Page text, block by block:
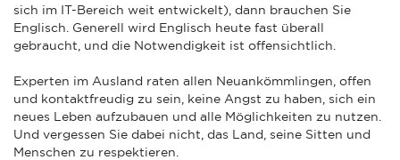
sich im IT-Bereich weit entwickelt), dann brauchen Sie
Englisch. Generell wird Englisch heute fast überall
gebraucht, und die Notwendigkeit ist offensichtlich.
Experten im Ausland raten allen Neuankömmlingen, offen
und kontaktfreudig zu sein, keine Angst zu haben, sich ein
neues Leben aufzubauen und alle Möglichkeiten zu nutzen.
Und vergessen Sie dabei nicht, das Land, seine Sitten und
Menschen zu respektieren.